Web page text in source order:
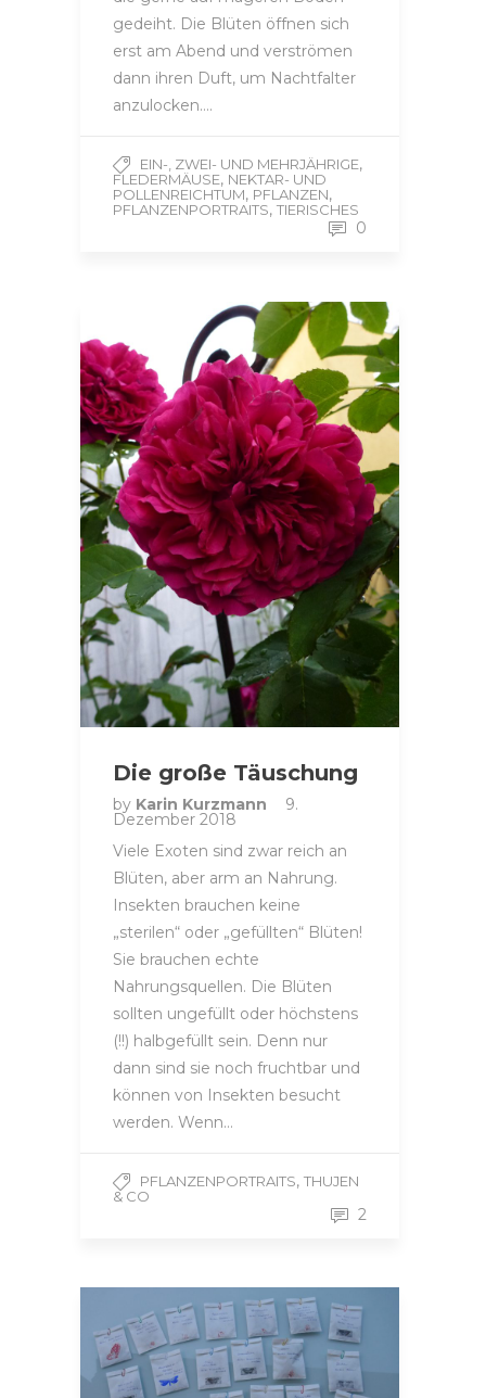
gedeiht. Die Blüten öffnen sich
erst am Abend und verströmen
dann ihren Duft, um Nachtfalter
anzulocken….
EIN-, ZWEI- UND MEHRJÄHRIGE,
FLEDERMÄUSE, NEKTAR- UND
POLLENREICHTUM, PFLANZEN,
PFLANZENPORTRAITS, TIERISCHES
0
Die große Täuschung
by Karin Kurzmann 9.
Dezember 2018
Viele Exoten sind zwar reich an
Blüten, aber arm an Nahrung.
Insekten brauchen keine
„sterilen“ oder „gefüllten“ Blüten!
Sie brauchen echte
Nahrungsquellen. Die Blüten
sollten ungefüllt oder höchstens
(!!) halbgefüllt sein. Denn nur
dann sind sie noch fruchtbar und
können von Insekten besucht
werden. Wenn…
PFLANZENPORTRAITS, THUJEN
& CO
2